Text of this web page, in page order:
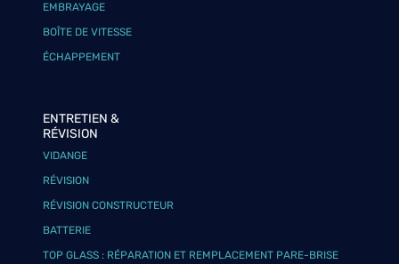
EMBRAYAGE
BOÎTE DE VITESSE
ÉCHAPPEMENT
ENTRETIEN &
RÉVISION
VIDANGE
RÉVISION
RÉVISION CONSTRUCTEUR
BATTERIE
TOP GLASS : RÉPARATION ET REMPLACEMENT PARE-BRISE